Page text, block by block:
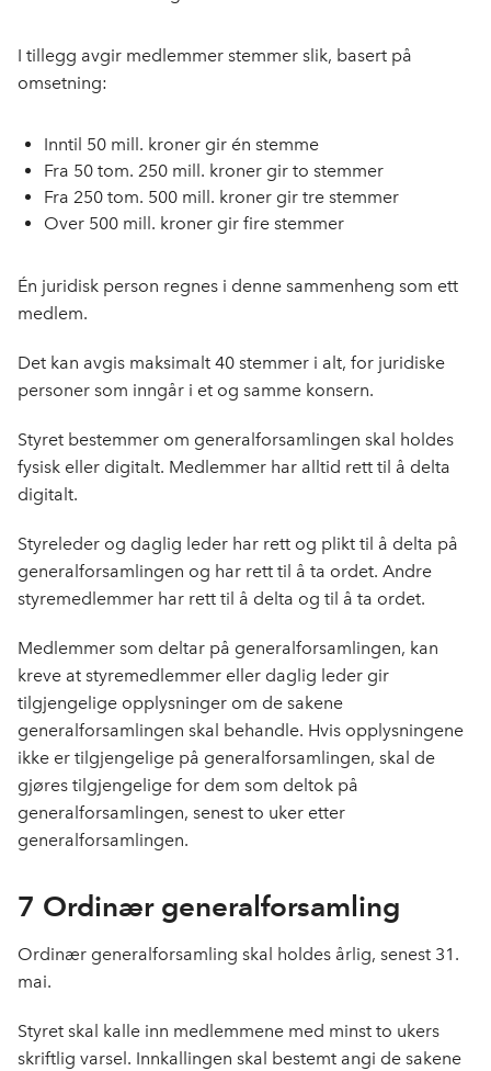
I tillegg avgir medlemmer stemmer slik, basert på
omsetning:
Inntil 50 mill. kroner gir én stemme
Fra 50 tom. 250 mill. kroner gir to stemmer
Fra 250 tom. 500 mill. kroner gir tre stemmer
Over 500 mill. kroner gir fire stemmer
Én juridisk person regnes i denne sammenheng som ett
medlem.
Det kan avgis maksimalt 40 stemmer i alt, for juridiske
personer som inngår i et og samme konsern.
Styret bestemmer om generalforsamlingen skal holdes
fysisk eller digitalt. Medlemmer har alltid rett til å delta
digitalt.
Styreleder og daglig leder har rett og plikt til å delta på
generalforsamlingen og har rett til å ta ordet. Andre
styremedlemmer har rett til å delta og til å ta ordet.
Medlemmer som deltar på generalforsamlingen, kan
kreve at styremedlemmer eller daglig leder gir
tilgjengelige opplysninger om de sakene
generalforsamlingen skal behandle. Hvis opplysningene
ikke er tilgjengelige på generalforsamlingen, skal de
gjøres tilgjengelige for dem som deltok på
generalforsamlingen, senest to uker etter
generalforsamlingen.
7 Ordinær generalforsamling
Ordinær generalforsamling skal holdes årlig, senest 31.
mai.
Styret skal kalle inn medlemmene med minst to ukers
skriftlig varsel. Innkallingen skal bestemt angi de sakene